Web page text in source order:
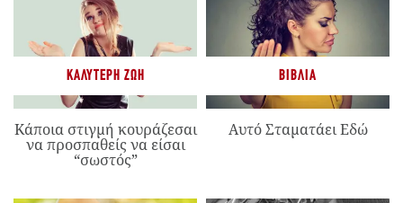
ΚΑΛΎΤΕΡΗ ΖΩΉ
Κάποια στιγμή κουράζεσαι
να προσπαθείς να είσαι
“σωστός”
ΒΙΒΛΊΑ
Αυτό Σταματάει Εδώ